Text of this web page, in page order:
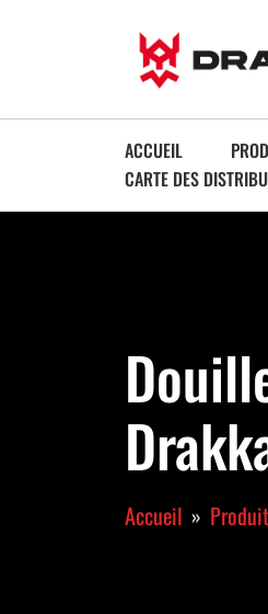
ACCUEIL
CARTE DES
Accueil